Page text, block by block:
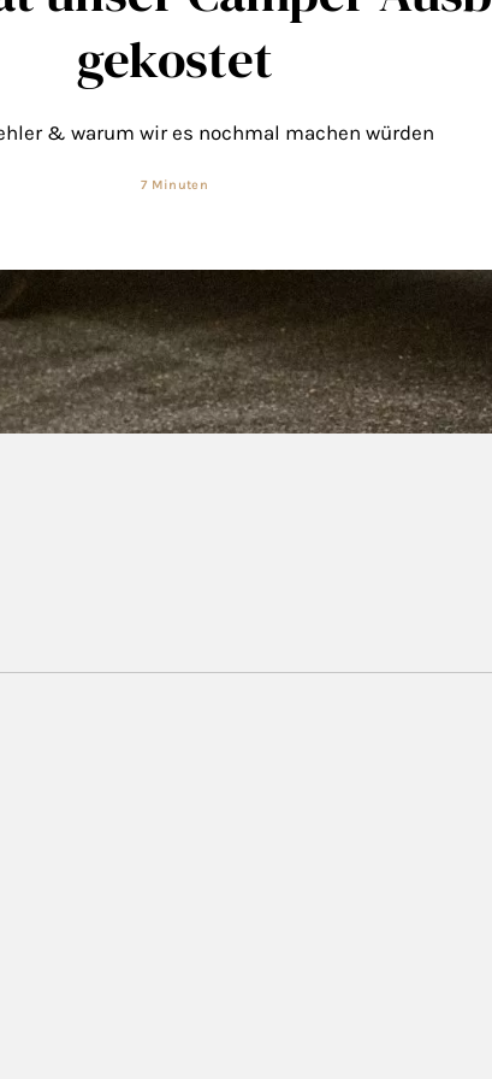
gekostet
& warum wir es nochmal machen würden
7 Minuten